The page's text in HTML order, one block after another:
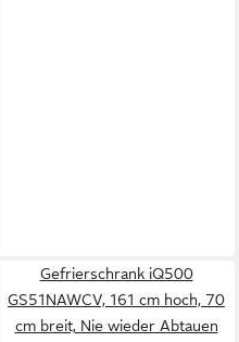
Gefrierschrank iQ500
GS51NAWCV, 161 cm hoch, 70
cm breit, Nie wieder Abtauen